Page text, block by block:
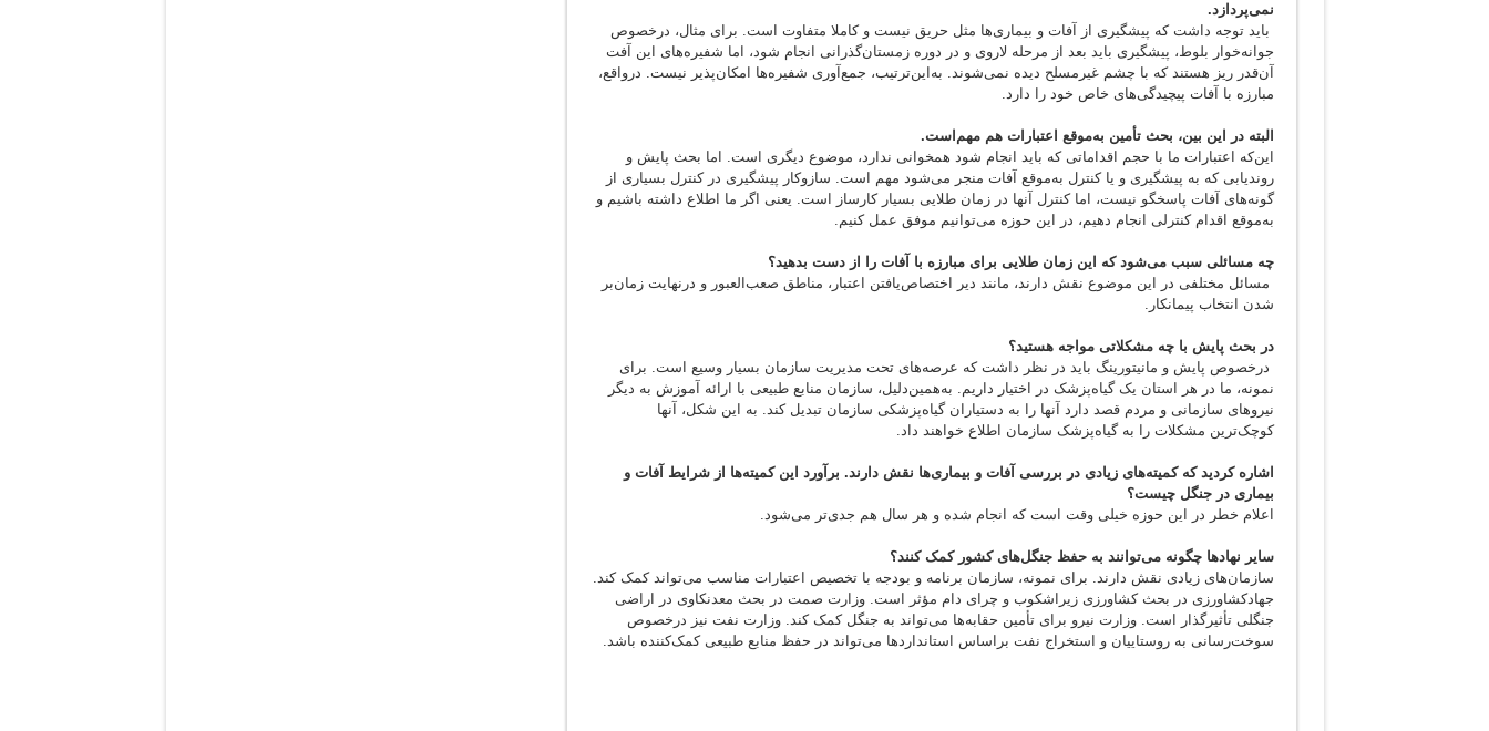
نمی‌پردازد.
باید توجه داشت که پیشگیری از آفات و بیماری‌ها مثل حریق نیست و کاملا متفاوت است. برای مثال، درخصوص
جوانه‌خوار بلوط، پیشگیری باید بعد از مرحله لاروی و در دوره زمستان‌گذرانی انجام شود، اما شفیره‌های این آفت
آن‌قدر ریز هستند که با چشم غیرمسلح دیده نمی‌شوند. به‌این‌ترتیب، جمع‌آوری شفیره‌ها امکان‌پذیر نیست. درواقع،
مبارزه با آفات پیچیدگی‌های خاص خود را دارد.
البته در این بین، بحث تأمین به‌موقع اعتبارات هم مهم‌است.
این‌که اعتبارات ما با حجم اقداماتی که باید انجام شود همخوانی ندارد، موضوع دیگری است. اما بحث پایش و
روندیابی که به پیشگیری و یا کنترل به‌موقع آفات منجر می‌شود مهم است. سازوکار پیشگیری در کنترل بسیاری از
گونه‌های آفات پاسخگو نیست، اما کنترل آنها در زمان طلایی بسیار کارساز است. یعنی اگر ما اطلاع داشته باشیم و
به‌موقع اقدام کنترلی انجام دهیم، در این حوزه می‌توانیم موفق عمل کنیم.
چه مسائلی سبب می‌شود که این زمان طلایی برای مبارزه با آفات را از دست بدهید؟
مسائل مختلفی در این موضوع نقش دارند، مانند دیر اختصاص‌یافتن اعتبار، مناطق صعب‌العبور و درنهایت زمان‌بر
شدن انتخاب پیمانکار.
در بحث پایش با چه مشکلاتی مواجه هستید؟
درخصوص پایش و مانیتورینگ باید در نظر داشت که عرصه‌های تحت مدیریت سازمان بسیار وسیع است. برای
نمونه، ما در هر استان یک گیاه‌پزشک در اختیار داریم. به‌همین‌دلیل، سازمان منابع طبیعی با ارائه آموزش به دیگر
نیروهای سازمانی و مردم قصد دارد آنها را به دستیاران گیاه‌پزشکی سازمان تبدیل کند. به این شکل، آنها
کوچک‌ترین مشکلات را به گیاه‌پزشک سازمان اطلاع خواهند داد.
اشاره کردید که کمیته‌های زیادی در بررسی آفات و بیماری‌ها نقش دارند. برآورد این کمیته‌ها از شرایط آفات و
بیماری در جنگل چیست؟
اعلام خطر در این حوزه خیلی وقت است که انجام شده و هر سال هم جدی‌تر می‌شود.
سایر نهادها چگونه می‌توانند به حفظ جنگل‌های کشور کمک کنند؟
سازمان‌های زیادی نقش دارند. برای نمونه، سازمان برنامه و بودجه با تخصیص اعتبارات مناسب می‌تواند کمک کند.
جهادکشاورزی در بحث کشاورزی زیراشکوب و چرای دام مؤثر است. وزارت صمت در بحث معدنکاوی در اراضی
جنگلی تأثیرگذار است. وزارت نیرو برای تأمین حقابه‌ها می‌تواند به جنگل کمک کند. وزارت نفت نیز درخصوص
سوخت‌رسانی به روستاییان و استخراج نفت براساس استانداردها می‌تواند در حفظ منابع طبیعی کمک‌کننده باشد.